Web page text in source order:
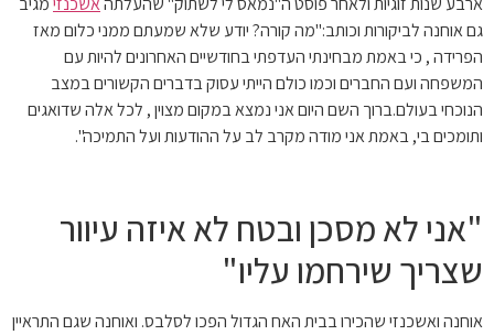
גם אוחנה לביקורות וכותב:"מה קורה? יודע שלא שמעתם ממני כלום מאז
הפרידה , כי באמת מבחינתי העדפתי בחודשיים האחרונים להיות עם
המשפחה ועם החברים וכמו כולם הייתי עסוק בדברים הקשורים במצב
הנוכחי בעולם.ברוך השם היום אני נמצא במקום מצוין , לכל אלה שדואגים
ותומכים בי, באמת אני מודה מקרב לב על ההודעות ועל התמיכה".
"אני לא מסכן ובטח לא איזה עיוור
שצריך שירחמו עליו"
אוחנה ואשכנזי שהכירו בבית האח הגדול הפכו לסלבס. ואוחנה שגם התראיין